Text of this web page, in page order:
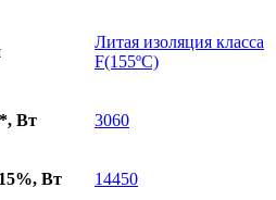
Литая изоляция класса
F(155ºC)
Вт 3060
Вт 14450